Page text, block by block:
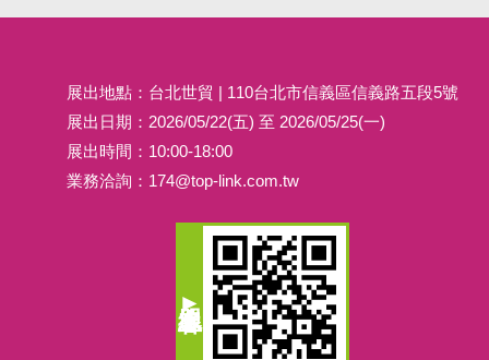
展出地點：台北世貿 | 110台北市信義區信義路五段5號
展出日期：2026/05/22(五) 至 2026/05/25(一)
展出時間：10:00-18:00
業務洽詢： 174@top-link.com.tw